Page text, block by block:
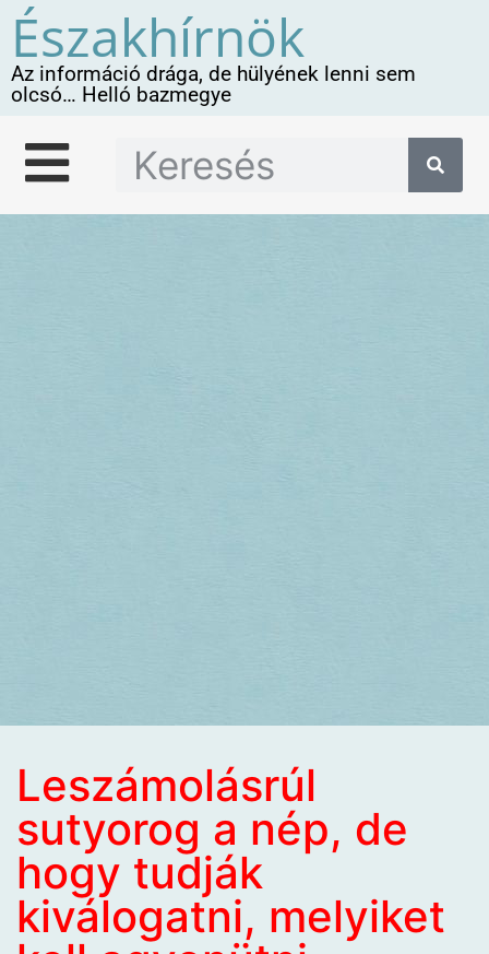
Északhírnök
Az információ drága, de hülyének lenni sem
olcsó… Helló bazmegye
Leszámolásrúl
sutyorog a nép, de
hogy tudják
kiválogatni, melyiket